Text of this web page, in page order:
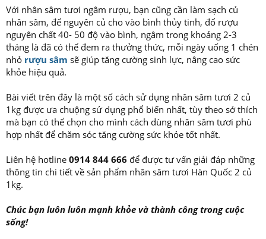
Với nhân sâm tươi ngâm rượu, bạn cũng cần làm sạch củ
nhân sâm, để nguyên củ cho vào bình thủy tinh, đổ rượu
nguyên chất 40- 50 độ vào bình, ngâm trong khoảng 2-3
tháng là đã có thể đem ra thưởng thức, mỗi ngày uống 1 chén
nhỏ rượu sâm sẽ giúp tăng cường sinh lực, nâng cao sức
khỏe hiệu quả.
Bài viết trên đây là một số cách sử dụng nhân sâm tươi 2 củ
1kg được ưa chuộng sử dụng phổ biến nhất, tùy theo sở thích
mà bạn có thể chọn cho mình cách dùng nhân sâm tươi phù
hợp nhất để chăm sóc tăng cường sức khỏe tốt nhất.
Liên hệ hotline 0914 844 666 để được tư vấn giải đáp những
thông tin chi tiết về sản phẩm nhân sâm tươi Hàn Quốc 2 củ
1kg.
Chúc bạn luôn luôn mạnh khỏe và thành công trong cuộc
sống!